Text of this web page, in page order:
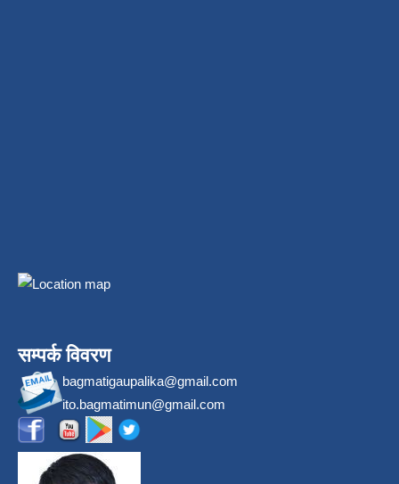
सम्पर्क विवरण
bagmatigaupalika@gmail.com
ito.bagmatimun@gmail.com